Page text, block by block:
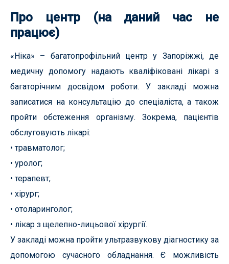
Про центр (на даний час не
працює)
«Ніка» – багатопрофільний центр у Запоріжжі, де
медичну допомогу надають кваліфіковані лікарі з
багаторічним досвідом роботи. У закладі можна
записатися на консультацію до спеціаліста, а також
пройти обстеження організму. Зокрема, пацієнтів
обслуговують лікарі:
• травматолог;
• уролог;
• терапевт;
• хірург;
• отоларинголог;
• лікар з щелепно-лицьової хірургії.
У закладі можна пройти ультразвукову діагностику за
допомогою сучасного обладнання. Є можливість